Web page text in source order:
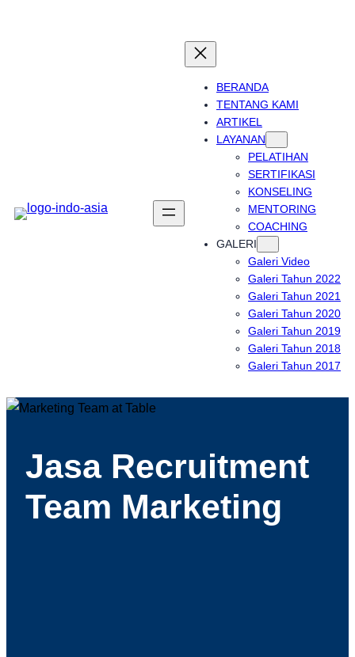
BERANDA
TENTANG KAMI
ARTIKEL
LAYANAN
PELATIHAN
SERTIFIKASI
KONSELING
MENTORING
COACHING
GALERI
Galeri Video
Galeri Tahun 2022
Galeri Tahun 2021
Galeri Tahun 2020
Galeri Tahun 2019
Galeri Tahun 2018
Galeri Tahun 2017
Jasa Recruitment
Team Marketing